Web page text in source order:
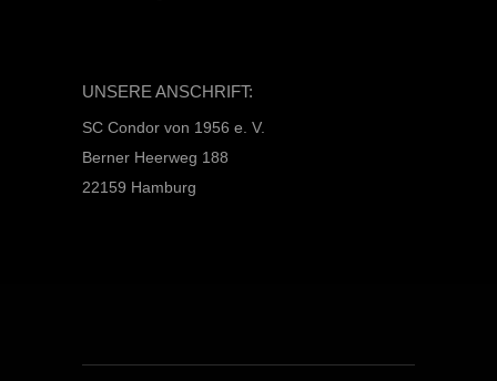
UNSERE ANSCHRIFT:
SC Condor von 1956 e. V.
Berner Heerweg 188
22159 Hamburg